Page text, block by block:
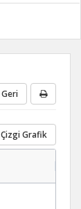
Geri
Çizgi Grafik